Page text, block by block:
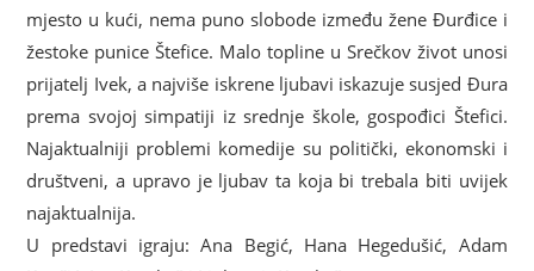
mjesto u kući, nema puno slobode između žene Đurđice i
žestoke punice Štefice. Malo topline u Srečkov život unosi
prijatelj Ivek, a najviše iskrene ljubavi iskazuje susjed Đura
prema svojoj simpatiji iz srednje škole, gospođici Štefici.
Najaktualniji problemi komedije su politički, ekonomski i
društveni, a upravo je ljubav ta koja bi trebala biti uvijek
najaktualnija.
U predstavi igraju: Ana Begić, Hana Hegedušić, Adam